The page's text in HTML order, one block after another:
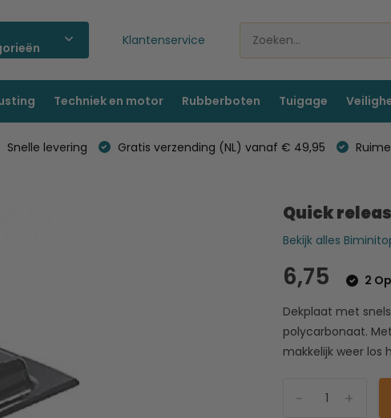
Klantenservice
Techniek en motor Rubberboten Tuigage
Snelle levering Gratis verzending (NL) vanaf € 49,95
Quick
Bekijk alles
6,75
2
Dekplaat met
polycarbonaat.
makkelijk weer los
+
-